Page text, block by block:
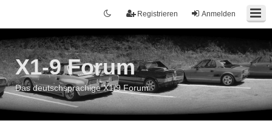
Anmelden
Registrieren
X1-9 Forum
Das deutschsprachige X1/9 Forum